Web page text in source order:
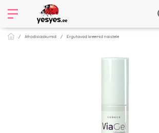
Afrodisiaakumid Ergutavad kreemid naistele